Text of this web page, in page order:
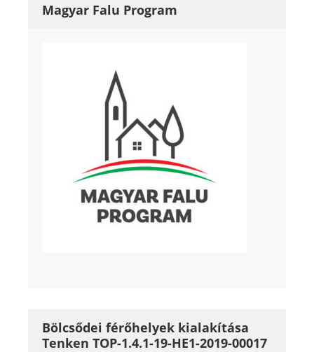
Magyar Falu Program
Bölcsődei férőhelyek kialakítása
Tenken TOP-1.4.1-19-HE1-2019-00017